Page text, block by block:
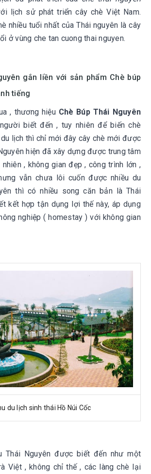
lịch sử phát triển cây chè Việt Nam.
nhiều tuổi nhất của Thái nguyên là cây
ở vùng che tan cuong thai nguyen.
gắn liền với sản phẩm Chè búp
tiếng
, thương hiệu Chè Búp Thái Nguyên
biết đến , tuy nhiên để biến chè
lịch thì chỉ mới đây cây chè mới được
hiện đã xây dựng được trung tâm
, không gian đẹp , công trình lớn ,
vẫn chưa lôi cuốn được nhiều du
thì có nhiều song căn bản là Thái
kết hợp tận dụng lợi thế này, áp dụng
nghiệp ( homestay ) với không gian
du lịch sinh thái Hồ Núi Cốc
Thái Nguyên được biết đến như một
Việt , không chỉ thế , các làng chè lại